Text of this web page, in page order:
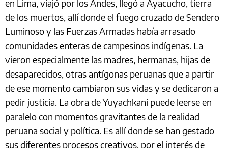
en Lima, viajó por los Andes, llegó a Ayacucho, tierra
de los muertos, allí donde el fuego cruzado de Sendero
Luminoso y las Fuerzas Armadas había arrasado
comunidades enteras de campesinos indígenas. La
vieron especialmente las madres, hermanas, hijas de
desaparecidos, otras antígonas peruanas que a partir
de ese momento cambiaron sus vidas y se dedicaron a
pedir justicia. La obra de Yuyachkani puede leerse en
paralelo con momentos gravitantes de la realidad
peruana social y política. Es allí donde se han gestado
sus diferentes procesos creativos, por el interés de